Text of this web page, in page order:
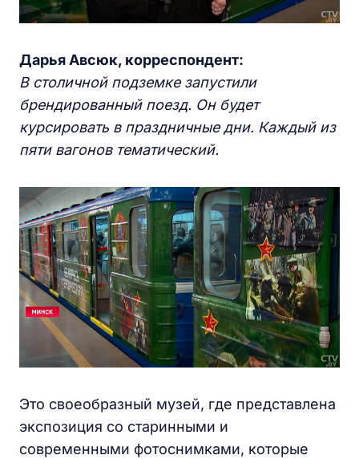
Дарья Авсюк, корреспондент:
В столичной подземке запустили
брендированный поезд. Он будет
курсировать в праздничные дни. Каждый из
пяти вагонов тематический.
Это своеобразный музей, где представлена
экспозиция со старинными и
современными фотоснимками, которые